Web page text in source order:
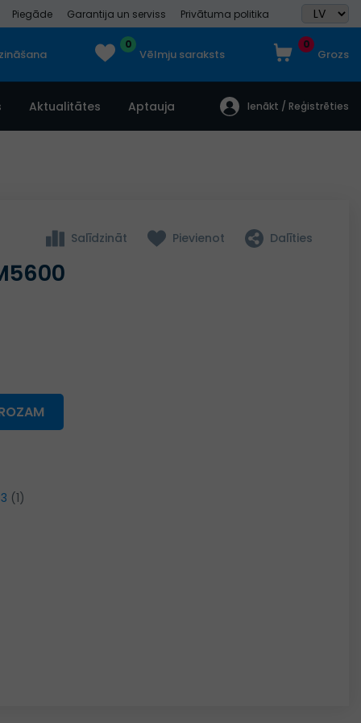
Piegāde Garantija un serviss Privātuma politika
0
Vēlmju saraksts
0
Grozs
Aktualitātes Aptauja Ienākt / Reģistrēties
Salīdzināt Pievienot Dalīties
(1)